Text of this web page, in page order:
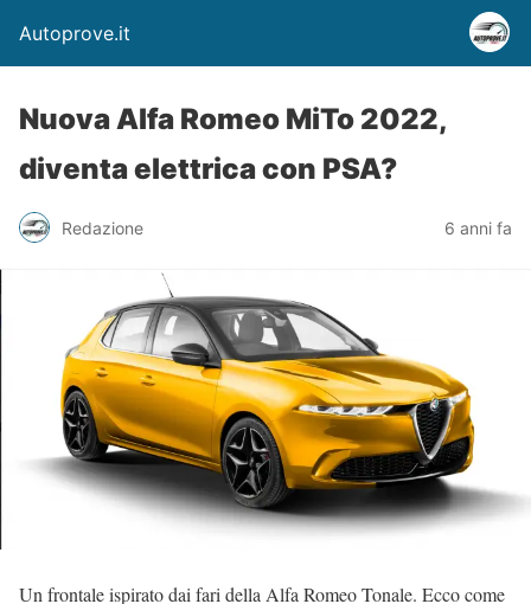
Autoprove.it
Nuova Alfa Romeo MiTo 2022,
diventa elettrica con PSA?
Redazione 6 anni fa
Un frontale ispirato dai fari della Alfa Romeo Tonale. Ecco come